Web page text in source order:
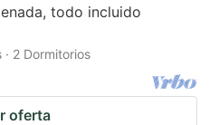
todo incluido
2 Dormitorios
oferta